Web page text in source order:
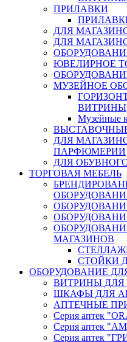
ПРИЛАВКИ
ДЛЯ
ДЛЯ
ЮВЕЛИРНОЕ
МУЗЕЙНОЕ
ВИТРИНЫ
Музейные
ДЛЯ
ПАРФЮМЕРИИ
ДЛЯ
ТОРГОВАЯ МЕБЕЛЬ
МАГАЗИНОВ
СТОЙКИ
ОБОРУДОВАНИЕ
ВИТРИНЫ ДЛЯ
ШКАФЫ ДЛЯ
АПТЕЧНЫЕ
Серия аптек
Серия аптек
Серия аптек